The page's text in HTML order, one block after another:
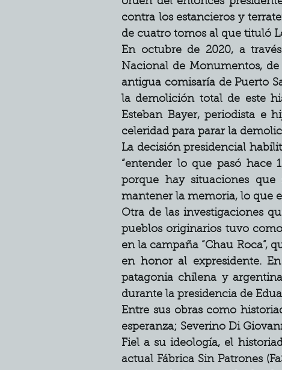
contra los estancieros y
de cuatro tomos al que tituló
En octubre de 2020, a
Nacional de Monumentos,
antigua comisaría de Puerto
la demolición total de este
Esteban Bayer, periodista e
celeridad para parar la
La decisión presidencial
“entender lo que pasó hace
porque hay situaciones que
mantener la memoria, lo que
Otra de las investigaciones
pueblos originarios tuvo
en la campaña “Chau Roca”,
en honor al expresidente.
patagonia chilena y
durante la presidencia de
Entre sus obras como
esperanza; Severino Di
Fiel a su ideología, el
actual Fábrica Sin Patrones